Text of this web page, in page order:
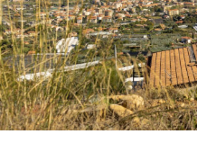
Chi
siamo
I
nostri
Comune